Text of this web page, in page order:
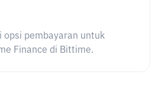
opsi pembayaran untuk
Finance di Bittime.